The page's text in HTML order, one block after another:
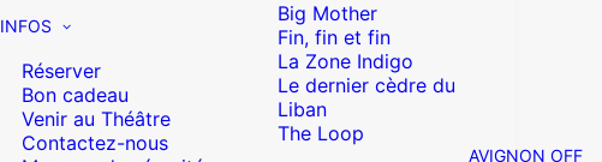
INFOS
Réserver
Bon cadeau
Venir au Théâtre
Contactez-nous
Big Mother
Fin, fin et fin
La Zone Indigo
Le dernier cèdre du
Liban
The Loop
AVIGNON OFF